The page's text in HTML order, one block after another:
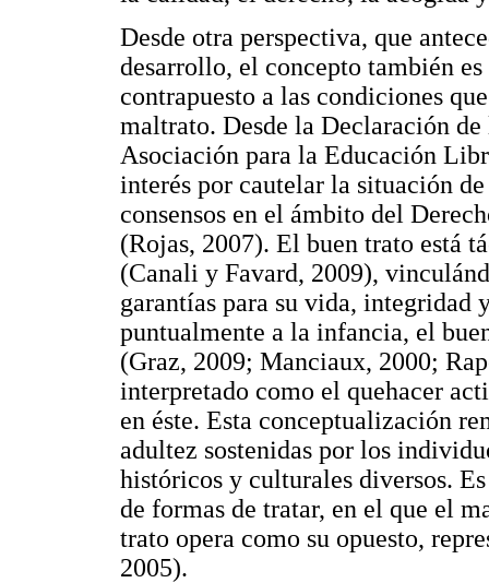
Desde otra perspectiva, que
desarrollo, el concepto también
contrapuesto a las condiciones
maltrato. Desde la Declaración
Asociación para la Educación
interés por cautelar la situación
consensos en el ámbito del
(Rojas, 2007). El buen trato está
(Canali y Favard, 2009),
garantías para su vida, integridad
puntualmente a la infancia, el
(Graz, 2009; Manciaux, 2000;
interpretado como el quehacer
en éste. Esta conceptualización
adultez sostenidas por los
históricos y culturales diversos.
de formas de tratar, en el que el
trato opera como su opuesto,
2005).